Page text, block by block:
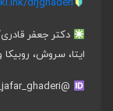
drjghaderi
دکتر جعفر قادری
ایتا، سروش، روبیکا
@dr_jafar_ghaderi